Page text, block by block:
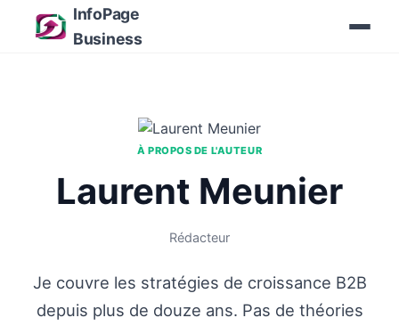
InfoPage
Business
À PROPOS DE L'AUTEUR
Laurent Meunier
Rédacteur
Je couvre les stratégies de croissance B2B
depuis plus de douze ans. Pas de théories